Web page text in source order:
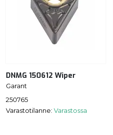
DNMG 150612 Wiper
Garant
250765
Varastotilanne: Varastossa